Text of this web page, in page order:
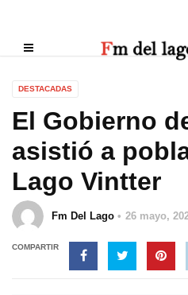
DESTACADAS
El Gobierno
asistió a
Lago Vintter
Fm Del Lago 26 mayo,
COMPARTIR